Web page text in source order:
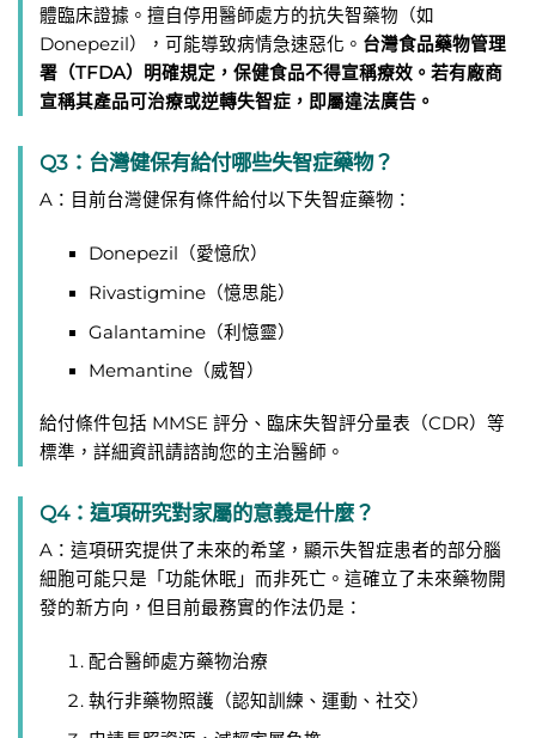
體臨床證據。擅自停用醫師處方的抗失智藥物（如
Donepezil），可能導致病情急速惡化。 台灣食品藥物管理
署（TFDA）明確規定，保健食品不得宣稱療效。若有廠商
宣稱其產品可治療或逆轉失智症，即屬違法廣告。
Q3：台灣健保有給付哪些失智症藥物？
A：目前台灣健保有條件給付以下失智症藥物：
Donepezil（愛憶欣）
Rivastigmine（憶思能）
Galantamine（利憶靈）
Memantine（威智）
給付條件包括 MMSE 評分、臨床失智評分量表（CDR）等
標準，詳細資訊請諮詢您的主治醫師。
Q4：這項研究對家屬的意義是什麼？
A：這項研究提供了未來的希望，顯示失智症患者的部分腦
細胞可能只是「功能休眠」而非死亡。這確立了未來藥物開
發的新方向，但目前最務實的作法仍是：
配合醫師處方藥物治療
執行非藥物照護（認知訓練、運動、社交）